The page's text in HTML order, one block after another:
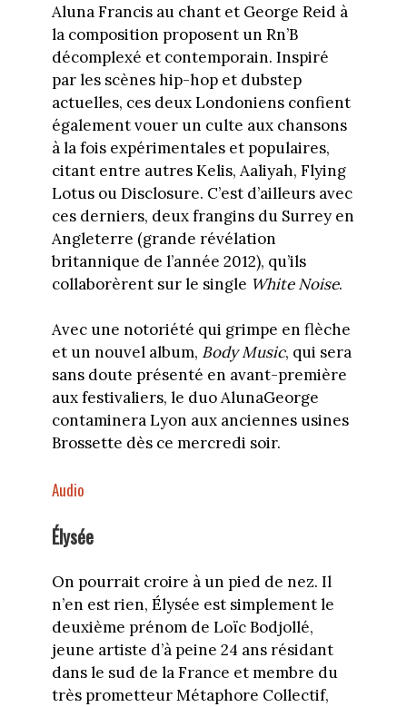
Aluna Francis au chant et George Reid à
la composition proposent un Rn’B
décomplexé et contemporain. Inspiré
par les scènes hip-hop et dubstep
actuelles, ces deux Londoniens confient
également vouer un culte aux chansons
à la fois expérimentales et populaires,
citant entre autres Kelis, Aaliyah, Flying
Lotus ou Disclosure. C’est d’ailleurs avec
ces derniers, deux frangins du Surrey en
Angleterre (grande révélation
britannique de l’année 2012), qu’ils
collaborèrent sur le single White Noise.
Avec une notoriété qui grimpe en flèche
et un nouvel album, Body Music, qui sera
sans doute présenté en avant-première
aux festivaliers, le duo AlunaGeorge
contaminera Lyon aux anciennes usines
Brossette dès ce mercredi soir.
Audio
Élysée
On pourrait croire à un pied de nez. Il
n’en est rien, Élysée est simplement le
deuxième prénom de Loïc Bodjollé,
jeune artiste d’à peine 24 ans résidant
dans le sud de la France et membre du
très prometteur Métaphore Collectif,